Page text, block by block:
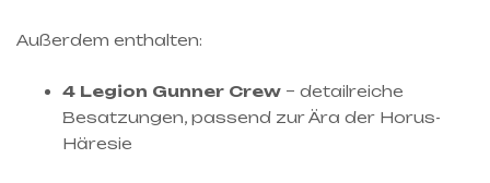
Außerdem enthalten:
4 Legion Gunner Crew – detailreiche
Besatzungen, passend zur Ära der Horus-
Häresie